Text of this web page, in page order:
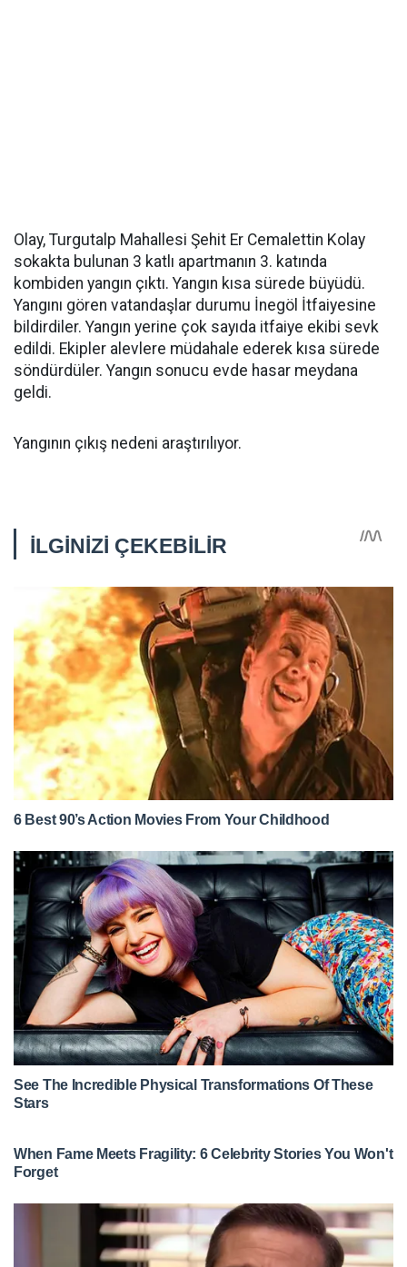
Olay, Turgutalp Mahallesi Şehit Er Cemalettin Kolay
sokakta bulunan 3 katlı apartmanın 3. katında
kombiden yangın çıktı. Yangın kısa sürede büyüdü.
Yangını gören vatandaşlar durumu İnegöl İtfaiyesine
bildirdiler. Yangın yerine çok sayıda itfaiye ekibi sevk
edildi. Ekipler alevlere müdahale ederek kısa sürede
söndürdüler. Yangın sonucu evde hasar meydana
geldi.
Yangının çıkış nedeni araştırılıyor.